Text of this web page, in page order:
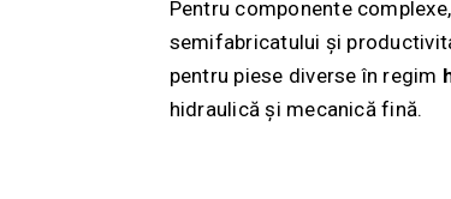
Pentru componente
semifabricatului și
pentru piese diverse în regim
hidraulică și mecanică fină.